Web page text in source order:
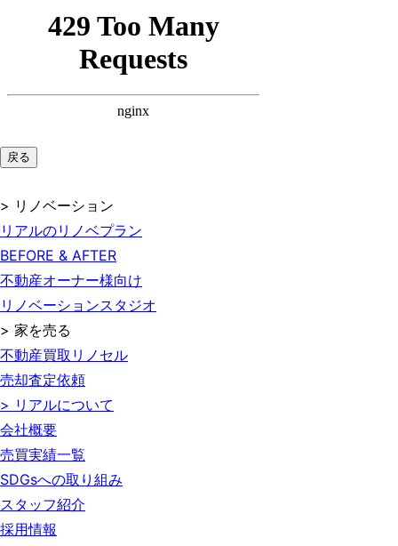
戻る
> リノベーション
リアルのリノベプラン
BEFORE & AFTER
不動産オーナー様向け
リノベーションスタジオ
> 家を売る
不動産買取リノセル
売却査定依頼
> リアルについて
会社概要
売買実績一覧
SDGsへの取り組み
スタッフ紹介
採用情報